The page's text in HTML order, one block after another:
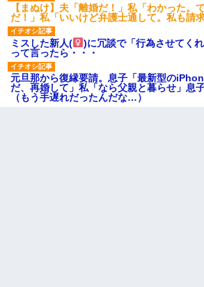
【まぬけ】夫「離婚だ！」私「わかった。
だ！」私「いいけど弁護士通して。私も請
ミスした新人(
)に冗談で「行為させてく
って言ったら・・・
元旦那から復縁要請。息子「最新型の
だ、再婚して」私「なら父親と暮らせ」息
（もう手遅れだったんだな…）